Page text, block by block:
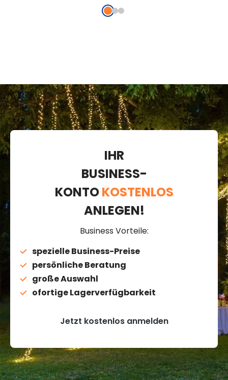
IHR
BUSINESS-
KONTOKOSTENLOS
ANLEGEN!
Business Vorteile:
spezielle Business-Preise
persönliche Beratung
große Auswahl
ofortige Lagerverfügbarkeit
Jetzt kostenlos anmelden